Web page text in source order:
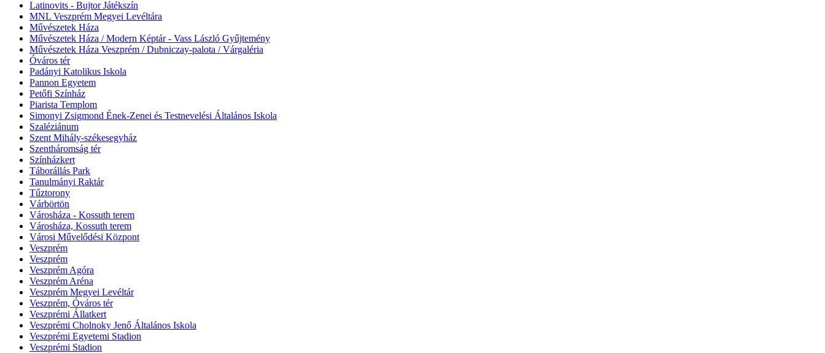
Latinovits - Bujtor Játékszín
MNL Veszprém Megyei Levéltára
Művészetek Háza
Művészetek Háza / Modern Képtár - Vass László Gyűjtemény
Művészetek Háza Veszprém / Dubniczay-palota / Várgaléria
Óváros tér
Padányi Katolikus Iskola
Pannon Egyetem
Petőfi Színház
Piarista Templom
Simonyi Zsigmond Ének-Zenei és Testnevelési Általános Iskola
Szaléziánum
Szent Mihály-székesegyház
Szentháromság tér
Színházkert
Táborállás Park
Tanulmányi Raktár
Tűztorony
Várbörtön
Városháza - Kossuth terem
Városháza, Kossuth terem
Városi Művelődési Központ
Veszprém
Veszprém
Veszprém Agóra
Veszprém Aréna
Veszprém Megyei Levéltár
Veszprém, Óváros tér
Veszprémi Állatkert
Veszprémi Cholnoky Jenő Általános Iskola
Veszprémi Egyetemi Stadion
Veszprémi Stadion